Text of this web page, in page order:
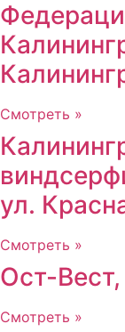
Смотреть »
ул.
Смотреть »
Ост-
Смотреть »